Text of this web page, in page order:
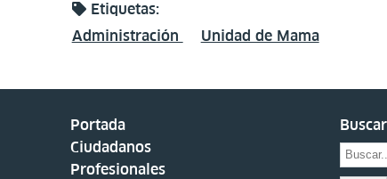
Etiquetas:
Administración
Unidad de Mama
Portada
Ciudadanos
Profesionales